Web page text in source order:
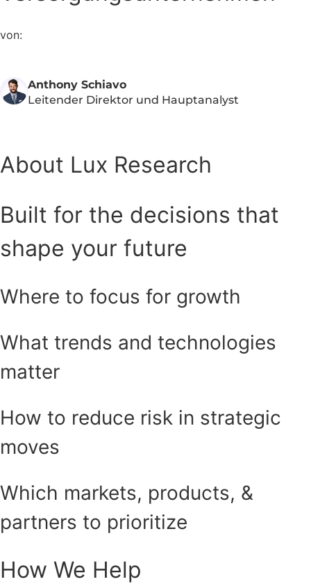
von:
Anthony Schiavo
Leitender Direktor und Hauptanalyst
About Lux Research
Built for the decisions that
shape your future
Where to focus for growth
What trends and technologies
matter
How to reduce risk in strategic
moves
Which markets, products, &
partners to prioritize
How We Help